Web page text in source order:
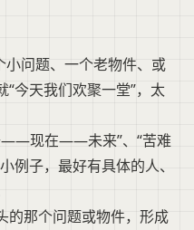
问题、一个老物件、或
今天我们欢聚一堂”，太
——现在——未来”、“苦难
子，最好有具体的人、
的那个问题或物件，形成